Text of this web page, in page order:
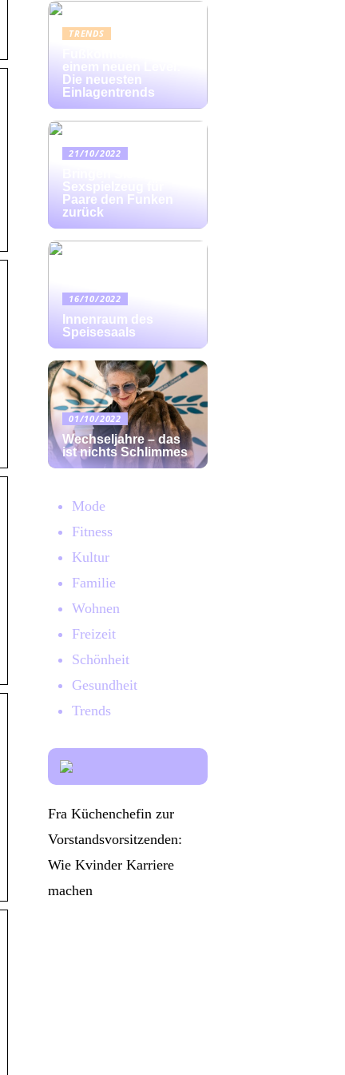
TRENDS
einem neuen Level:
Die neuesten
Einlagentrends
21/10/2022
Sexspielzeug für
Paare den Funken
zurück
16/10/2022
Innenraum des
Speisesaals
01/10/2022
Wechseljahre – das
ist nichts Schlimmes
Mode
Fitness
Kultur
Familie
Wohnen
Freizeit
Schönheit
Gesundheit
Trends
Fra Küchenchefin zur
Vorstandsvorsitzenden:
Wie Kvinder Karriere
machen